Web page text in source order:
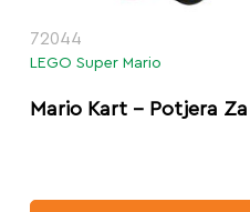
72044
LEGO Super Mario
Mario Kart – Potjera